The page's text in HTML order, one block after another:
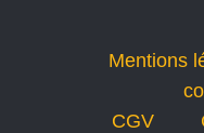
Mentions
CGV